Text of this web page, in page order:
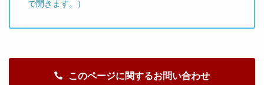
で開きます。）
このページに関するお問い合わせ